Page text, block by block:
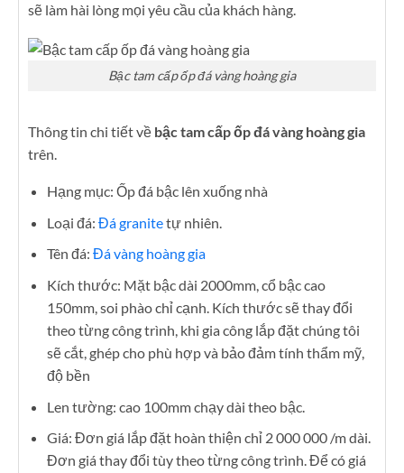
sẽ làm hài lòng mọi yêu cầu của khách hàng.
Bậc tam cấp ốp đá vàng hoàng gia
Thông tin chi tiết về bậc tam cấp ốp đá vàng hoàng gia
trên.
Hạng mục: Ốp đá bậc lên xuống nhà
Loại đá: Đá granitetự nhiên.
Tên đá: Đá vàng hoàng gia
Kích thước: Mặt bậc dài 2000mm, cổ bậc cao
150mm, soi phào chỉ cạnh. Kích thước sẽ thay đổi
theo từng công trình, khi gia công lắp đặt chúng tôi
sẽ cắt, ghép cho phù hợp và bảo đảm tính thẩm mỹ,
độ bền
Len tường: cao 100mm chạy dài theo bậc.
Giá: Đơn giá lắp đặt hoàn thiện chỉ 2 000 000 /m dài.
Đơn giá thay đổi tùy theo từng công trình. Để có giá